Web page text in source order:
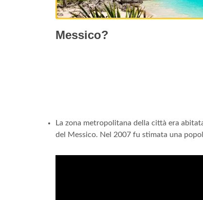
Messico?
La zona metropolitana della città era
del Messico. Nel 2007 fu stimata una